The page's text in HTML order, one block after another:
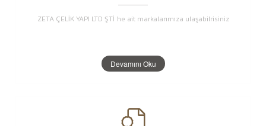
ZETA ÇELİK YAPI LTD ŞTİ 'ne ait markalarımıza ulaşabilrisiniz
Devamını Oku